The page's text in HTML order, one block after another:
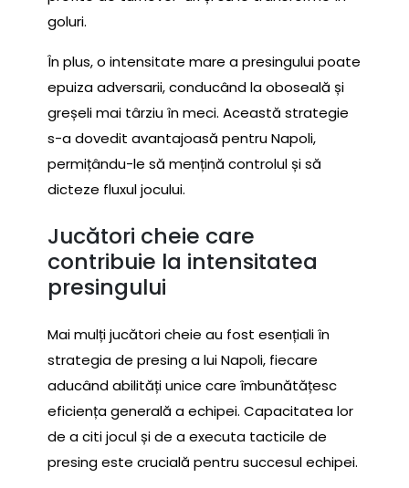
goluri.
În plus, o intensitate mare a presingului poate
epuiza adversarii, conducând la oboseală și
greșeli mai târziu în meci. Această strategie
s-a dovedit avantajoasă pentru Napoli,
permițându-le să mențină controlul și să
dicteze fluxul jocului.
Jucători cheie care
contribuie la intensitatea
presingului
Mai mulți jucători cheie au fost esențiali în
strategia de presing a lui Napoli, fiecare
aducând abilități unice care îmbunătățesc
eficiența generală a echipei. Capacitatea lor
de a citi jocul și de a executa tacticile de
presing este crucială pentru succesul echipei.